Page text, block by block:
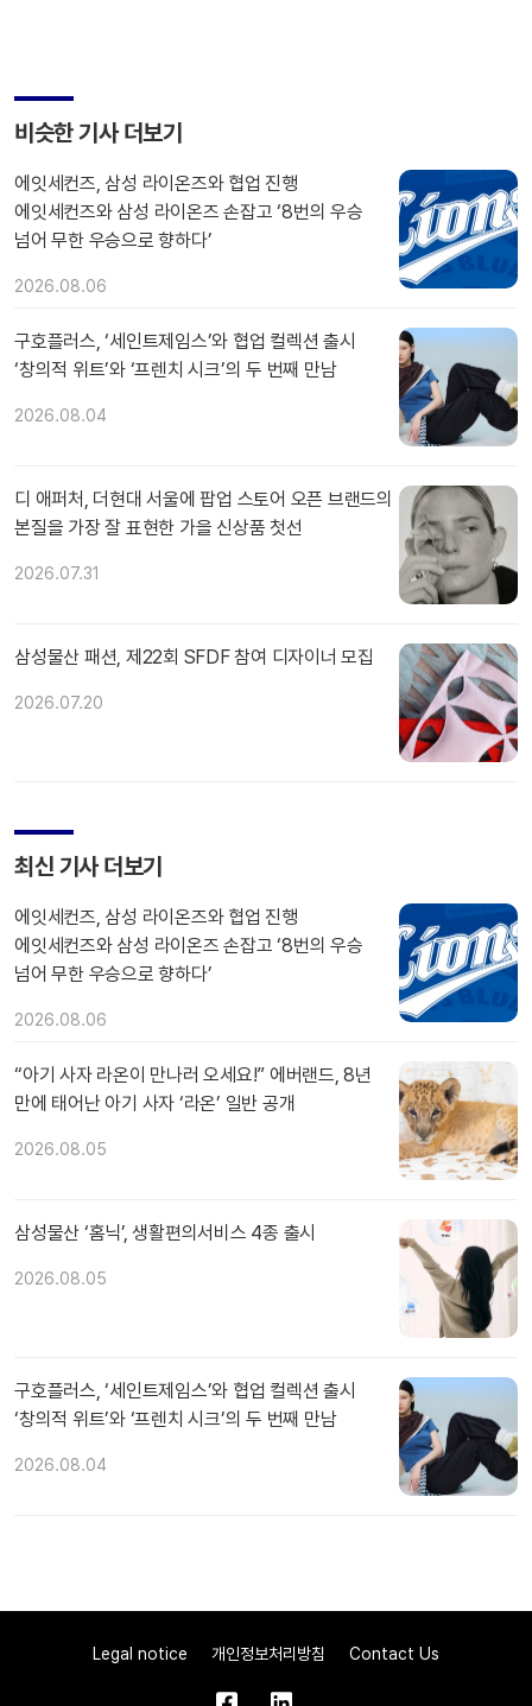
비슷한 기사 더보기
에잇세컨즈, 삼성 라이온즈와 협업 진행
에잇세컨즈와 삼성 라이온즈 손잡고 ‘8번의 우승
넘어 무한 우승으로 향하다’
2026.08.06
구호플러스, ‘세인트제임스’와 협업 컬렉션 출시
‘창의적 위트’와 ‘프렌치 시크’의 두 번째 만남
2026.08.04
디 애퍼처, 더현대 서울에 팝업 스토어 오픈 브랜드의
본질을 가장 잘 표현한 가을 신상품 첫선
2026.07.31
삼성물산 패션, 제22회 SFDF 참여 디자이너 모집
2026.07.20
최신 기사 더보기
에잇세컨즈, 삼성 라이온즈와 협업 진행
에잇세컨즈와 삼성 라이온즈 손잡고 ‘8번의 우승
넘어 무한 우승으로 향하다’
2026.08.06
“아기 사자 라온이 만나러 오세요!” 에버랜드, 8년
만에 태어난 아기 사자 ‘라온’ 일반 공개
2026.08.05
삼성물산 ‘홈닉’, 생활편의서비스 4종 출시
2026.08.05
구호플러스, ‘세인트제임스’와 협업 컬렉션 출시
‘창의적 위트’와 ‘프렌치 시크’의 두 번째 만남
2026.08.04
Legal notice 개인정보처리방침 Contact Us